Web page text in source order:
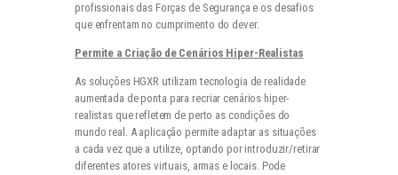
profissionais das Forças de Segurança e os desafios
que enfrentam no cumprimento do dever.
Permite a Criação de Cenários Hiper-Realistas
As soluções HGXR utilizam tecnologia de realidade
aumentada de ponta para recriar cenários hiper-
realistas que refletem de perto as condições do
mundo real. A aplicação permite adaptar as situações
a cada vez que a utilize, optando por introduzir/retirar
diferentes atores virtuais, armas e locais. Pode